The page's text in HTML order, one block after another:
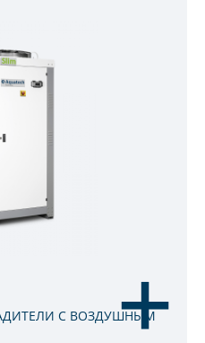
С ВОЗДУШНЫМ